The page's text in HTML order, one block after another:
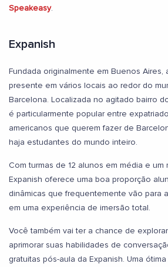
Speakeasy.
Expanish
Fundada originalmente em Buenos Aires,
presente em vários locais ao redor do
Barcelona. Localizada no agitado bairro
é particularmente popular entre
americanos que querem fazer de
haja estudantes do mundo inteiro.
Com turmas de 12 alunos em média e um
Expanish oferece uma boa proporção
dinâmicas que frequentemente vão para
em uma experiência de imersão total.
Você também vai ter a chance de
aprimorar suas habilidades de
gratuitas pós-aula da Expanish. Uma